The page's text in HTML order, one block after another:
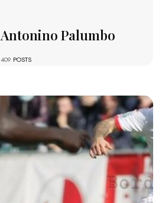
Antonino Palumbo
409 POSTS